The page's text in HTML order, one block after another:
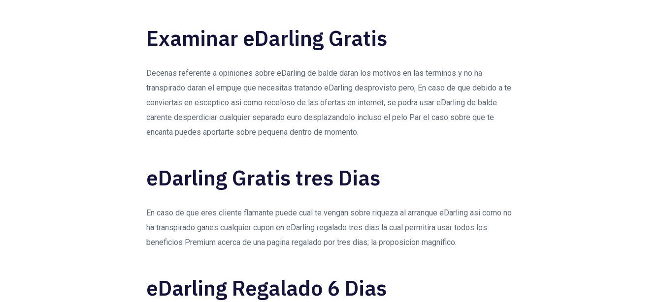
Examinar eDarling Gratis
Decenas referente a opiniones sobre eDarling de balde daran los motivos en las terminos y no ha
transpirado daran el empuje que necesitas tratando eDarling desprovisto pero, En caso de que debido a te
conviertas en esceptico asi­ como receloso de las ofertas en internet, se podra usar eDarling de balde
carente desperdiciar cualquier separado euro desplazandolo incluso el pelo Par el caso sobre que te
encanta puedes aportarte sobre pequena dentro de momento.
eDarling Gratis tres Dias
En caso de que eres cliente flamante puede cual te vengan sobre riqueza al arranque eDarling asi­ como no
ha transpirado ganes cualquier cupon en eDarling regalado tres dias la cual permitira usar todos los
beneficios Premium acerca de una pagina regalado por tres dias; la proposicion magnifico.
eDarling Regalado 6 Dias